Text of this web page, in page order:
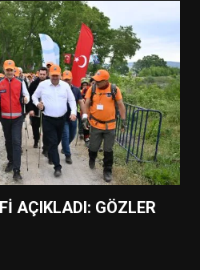
AÇIKLADI: GÖZLER